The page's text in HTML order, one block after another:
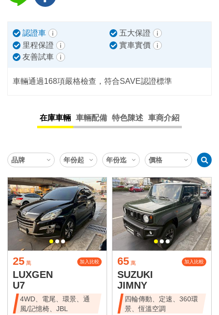
認證車
五大保證
里程保證
實車實價
友善試車
車輛通過168項嚴格檢查，符合SAVE認證標準
在庫車輛 車輛配備 特色陳述 車商介紹
25 萬 加入比較
LUXGEN
U7
4WD、電尾、環景、通
風/記憶椅、JBL
65 萬 加入比較
SUZUKI
JIMNY
四輪傳動、定速、360環
景、恆溫空調